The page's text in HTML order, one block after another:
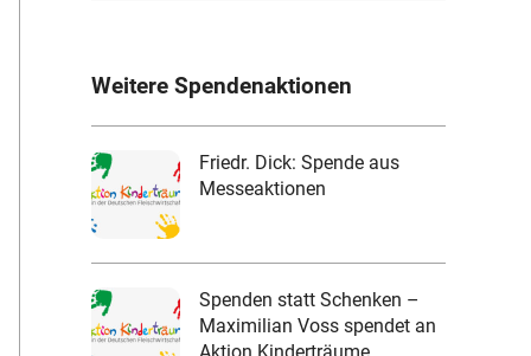
Weitere Spendenaktionen
Friedr. Dick: Spende aus
Messeaktionen
Spenden statt Schenken –
Maximilian Voss spendet an